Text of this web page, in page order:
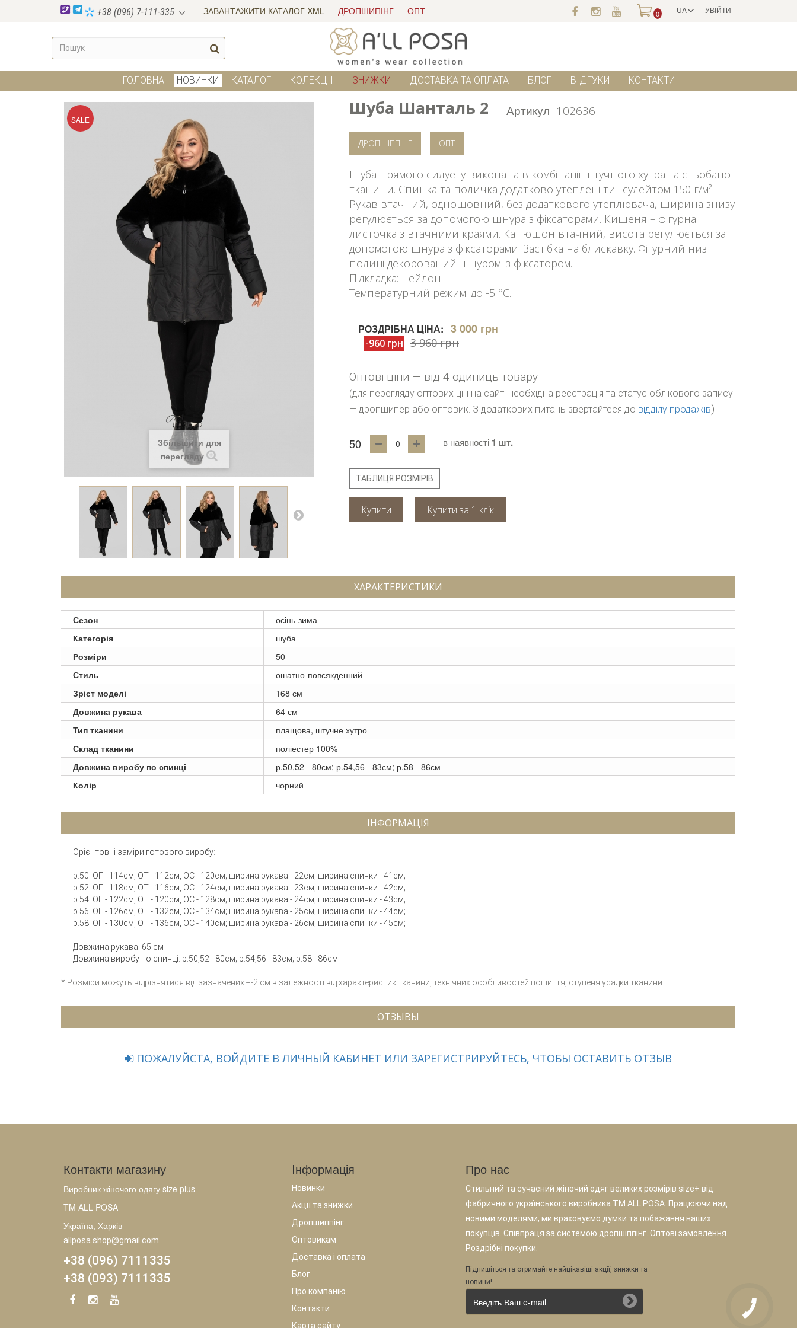
УВІЙТИ
UA
+38 (096) 7-111-335 ЗАВАНТАЖИТИ КАТАЛОГ XML ДРОПШИПІНГ ОПТ 0
ГОЛОВНА НОВИНКИ КАТАЛОГ КОЛЕКЦІЇ ЗНИЖКИ ДОСТАВКА ТА ОПЛАТА БЛОГ ВІДГУКИ КОНТАКТИ
SALE
Збільшити для
перегляду
Шуба Шанталь 2 Артикул 102636
ДРОПШІППІНГ ОПТ
Шуба прямого силуету виконана в комбінації штучного хутра та стьобаної
тканини. Спинка та поличка додатково утеплені тинсулейтом 150 г/м².
Рукав втачний, одношовний, без додаткового утеплювача, ширина знизу
регулюється за допомогою шнура з фіксаторами. Кишеня – фігурна
листочка з втачними краями. Капюшон втачний, висота регулюється за
допомогою шнура з фіксаторами. Застібка на блискавку. Фігурний низ
полиці декорований шнуром із фіксатором.
Підкладка: нейлон.
Температурний режим: до -5 °C.
РОЗДРІБНА ЦІНА: 3 000 грн
-960 грн 3 960 грн
Оптові ціни — від 4 одиниць товару
(для перегляду оптових цін на сайті необхідна реєстрація та статус облікового запису
— дропшипер або оптовик. З додаткових питань звертайтеся до відділу продажів)
50 в наявності 1 шт.
ТАБЛИЦЯ РОЗМІРІВ
Купити
ХАРАКТЕРИСТИКИ
Сезон
осінь-зима
Категорія
шуба
Розміри
50
Стиль
ошатно-повсякденний
Зріст моделі
168 см
Довжина рукава
64 см
Тип тканини
плащова, штучне хутро
Склад тканини
поліестер 100%
Довжина виробу по спинці
р.50,52 - 80см; р.54,56 - 83см; р.58 - 86см
Колір
чорний
ІНФОРМАЦІЯ
Орієнтовні заміри готового виробу:
р.50: ОГ - 114см, ОТ - 112см, ОС - 120см; ширина рукава - 22см; ширина спинки - 41см;
р.52: ОГ - 118см, ОТ - 116см, ОС - 124см; ширина рукава - 23см; ширина спинки - 42см;
р.54: ОГ - 122см, ОТ - 120см, ОС - 128см; ширина рукава - 24см; ширина спинки - 43см;
р.56: ОГ - 126см, ОТ - 132см, ОС - 134см; ширина рукава - 25см; ширина спинки - 44см;
р.58: ОГ - 130см, ОТ - 136см, ОС - 140см; ширина рукава - 26см; ширина спинки - 45см;
Довжина рукава: 65 см
Довжина виробу по спинці: р.50,52 - 80см; р.54,56 - 83см; р.58 - 86см
* Розміри можуть відрізнятися від зазначених +-2 см в залежності від характеристик тканини, технічних особливостей пошиття, ступеня усадки тканини.
ОТЗЫВЫ
ПОЖАЛУЙСТА, ВОЙДИТЕ В ЛИЧНЫЙ КАБИНЕТ ИЛИ ЗАРЕГИСТРИРУЙТЕСЬ, ЧТОБЫ ОСТАВИТЬ ОТЗЫВ
Контакти магазину
Виробник жіночого одягу size plus
TM ALL POSA
Україна, Харків
allposa.shop@gmail.com
+38 (096) 7111335
+38 (093) 7111335
Iнформація
Новинки
Акції та знижки
Дропшиппінг
Оптовикам
Доставка і оплата
Блог
Про компанію
Контакти
Карта сайту
Про нас
Стильний та сучасний жіночий одяг великих розмірів size+ від
фабричного українського виробника TM ALL POSA. Працюючи над
новими моделями, ми враховуємо думки та побажання наших
покупців. Співпраця за системою дропшіппінг. Оптові замовлення.
Роздрібні покупки.
Підпишіться та отримайте найцікавіші акції, знижки та
новини!